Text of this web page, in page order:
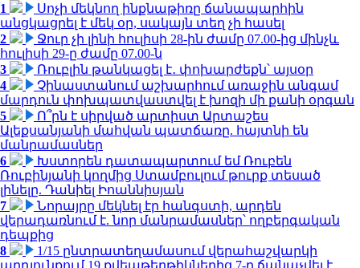
1
Սոչի մեկնող ինքնաթիռը ճանապարհին
անցկացրել է մեկ օր, սակայն տեղ չի հասել
2
Ջուր չի լինի հուլիսի 28-ին ժամը 07.00-ից մինչև
հուլիսի 29-ը ժամը 07.00-ն
3
Ռուբլին թանկացել է․ փոխարժեքն՝ այսօր
4
Չինաստանում աշխարհում առաջին անգամ
մարդուն փոխպատվաստվել է խոզի մի քանի օրգան
5
Ո՞րն է սիրված արտիստ Արտաշես
Ալեքսանյանի մահվան պատճառը. հայտնի են
մանրամասներ
6
Խստորեն դատապարտում եմ Ռուբեն
Ռուբինյանի կողմից Ստամբուլում թուրք տեսած
լինելը. Դանիել Իոաննիսյան
7
Նորայրը մեկնել էր հանգստի, արդեն
վերադառնում է. նոր մանրամասներ՝ ողբերգական
դեպքից
8
1/15 ընտրատեղամասում վերահաշվարկի
արդյունքում 19 քվեաթերթիկներից 7-ը ճանաչվել է